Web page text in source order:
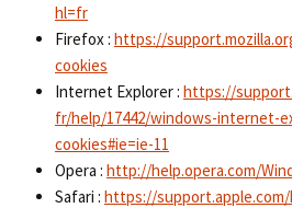
hl=fr
Firefox : https://
cookies
Internet Explorer : https://
fr/help/17442/windows-internet-
cookies#ie=ie-11
Opera : http://help.opera.com/
Safari : https://support.apple.com/